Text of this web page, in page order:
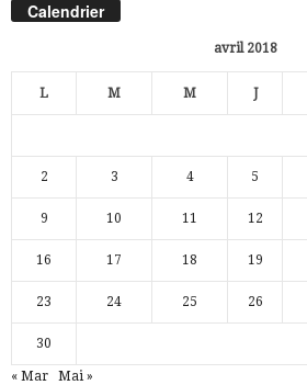
Calendrier
avril 2018
L M M J
2 3 4 5
9 10 11 12
16 17 18 19
23 24 25 26
30
« Mar Mai »